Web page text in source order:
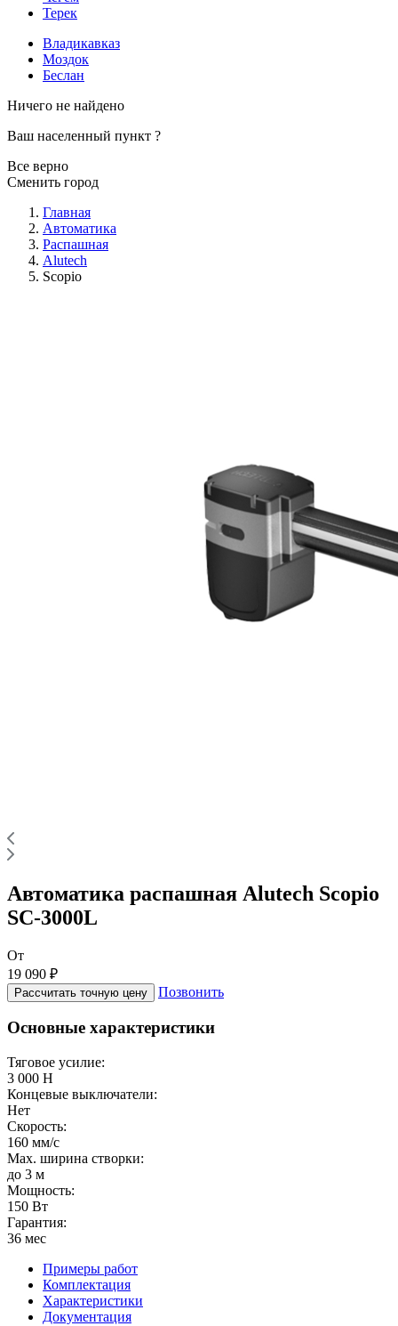
Терек
Владикавказ
Моздок
Беслан
Ничего не найдено
Ваш населенный пункт ?
Все верно
Сменить город
Главная
Автоматика
Распашная
Alutech
Scopio
Автоматика распашная Alutech Scopio
SC-3000L
От
19 090 ₽
Рассчитать точную цену Позвонить
Основные характеристики
Тяговое усилие:
3 000 Н
Концевые выключатели:
Нет
Скорость:
160 мм/с
Max. ширина створки:
до 3 м
Мощность:
150 Вт
Гарантия:
36 мес
Примеры работ
Комплектация
Характеристики
Документация